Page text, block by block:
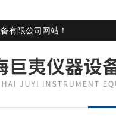
有限公司网站 ！